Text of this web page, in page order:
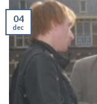
04
dec